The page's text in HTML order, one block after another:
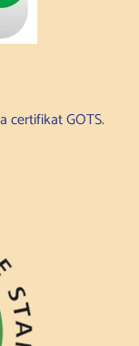
certifikat GOTS.